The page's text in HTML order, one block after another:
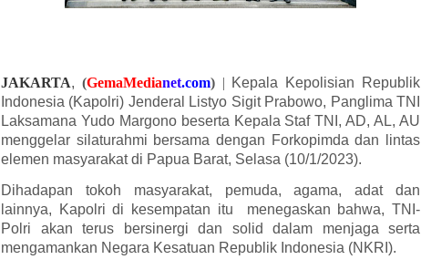
JAKARTA, (GemaMedianet.com) | Kepala Kepolisian Republik
Indonesia (Kapolri) Jenderal Listyo Sigit Prabowo, Panglima TNI
Laksamana Yudo Margono beserta Kepala Staf TNI, AD, AL, AU
menggelar silaturahmi bersama dengan Forkopimda dan lintas
elemen masyarakat di Papua Barat, Selasa (10/1/2023).
Dihadapan tokoh masyarakat, pemuda, agama, adat dan
lainnya, Kapolri di kesempatan itu menegaskan bahwa, TNI-
Polri akan terus bersinergi dan solid dalam menjaga serta
mengamankan Negara Kesatuan Republik Indonesia (NKRI).